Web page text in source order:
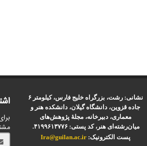
نشانی: رشت، بزرگراه خلیج فارس، کیلومتر ۶
جاده قزوین، دانشگاه گیلان، دانشکده هنر و
معماری، دبیرخانه، مجلۀ پژوهش‌های
میان‌رشته‌ای هنر، کد پستی: ۴۱۹۹۶۱۳۷۷۶.
پست الکترونیک:Ira@guilan.ac.ir